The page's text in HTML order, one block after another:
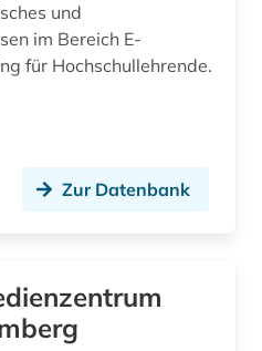
und
im Bereich E-
für Hochschullehrende.
Zur Datenbank